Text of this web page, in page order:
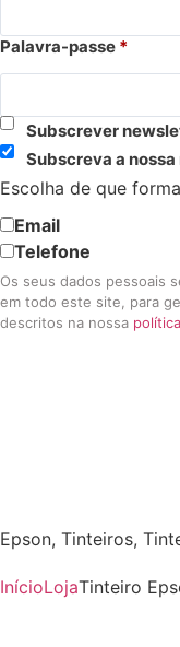
Palavra-passe *
Subscrever
Subscreva a
Escolha de que
Email
Telefone
Os seus dados pessoais
em todo este site, para
descritos na nossa
Epson, Tinteiros,
InícioLojaTinteiro